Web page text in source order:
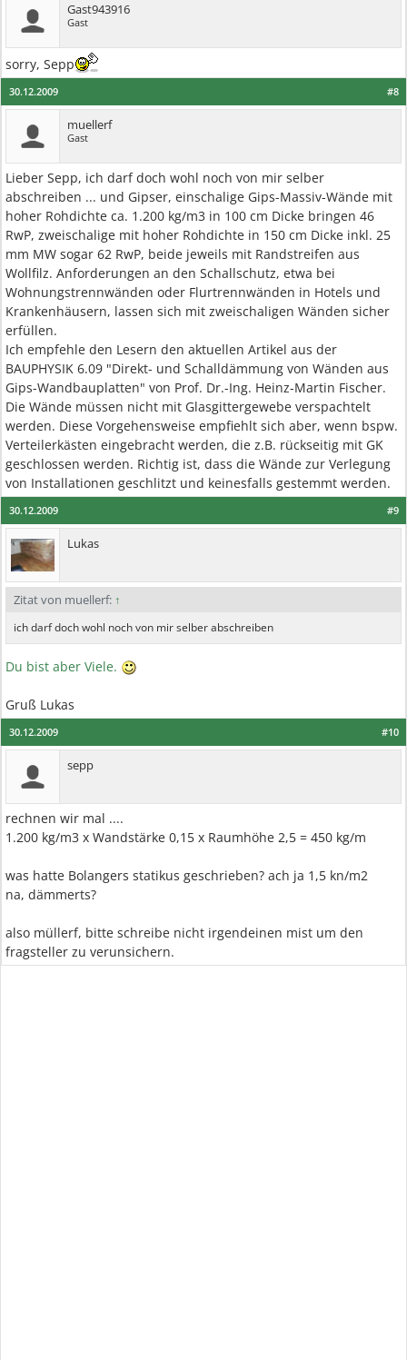
Gast943916
Gast
sorry, Sepp
#8
30.12.2009
muellerf
Gast
Lieber Sepp, ich darf doch wohl noch von mir selber
abschreiben ... und Gipser, einschalige Gips-Massiv-Wände mit
hoher Rohdichte ca. 1.200 kg/m3 in 100 cm Dicke bringen 46
RwP, zweischalige mit hoher Rohdichte in 150 cm Dicke inkl. 25
mm MW sogar 62 RwP, beide jeweils mit Randstreifen aus
Wollfilz. Anforderungen an den Schallschutz, etwa bei
Wohnungstrennwänden oder Flurtrennwänden in Hotels und
Krankenhäusern, lassen sich mit zweischaligen Wänden sicher
erfüllen.
Ich empfehle den Lesern den aktuellen Artikel aus der
BAUPHYSIK 6.09 "Direkt- und Schalldämmung von Wänden aus
Gips-Wandbauplatten" von Prof. Dr.-Ing. Heinz-Martin Fischer.
Die Wände müssen nicht mit Glasgittergewebe verspachtelt
werden. Diese Vorgehensweise empfiehlt sich aber, wenn bspw.
Verteilerkästen eingebracht werden, die z.B. rückseitig mit GK
geschlossen werden. Richtig ist, dass die Wände zur Verlegung
von Installationen geschlitzt und keinesfalls gestemmt werden.
#9
30.12.2009
Lukas
Zitat von muellerf: ↑
ich darf doch wohl noch von mir selber abschreiben
Du bist aber Viele.
Gruß Lukas
#10
30.12.2009
sepp
rechnen wir mal ....
1.200 kg/m3 x Wandstärke 0,15 x Raumhöhe 2,5 = 450 kg/m
was hatte Bolangers statikus geschrieben? ach ja 1,5 kn/m2
na, dämmerts?
also müllerf, bitte schreibe nicht irgendeinen mist um den
fragsteller zu verunsichern.